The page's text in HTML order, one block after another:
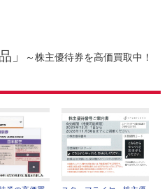
」
～株主優待券を高価買取中！